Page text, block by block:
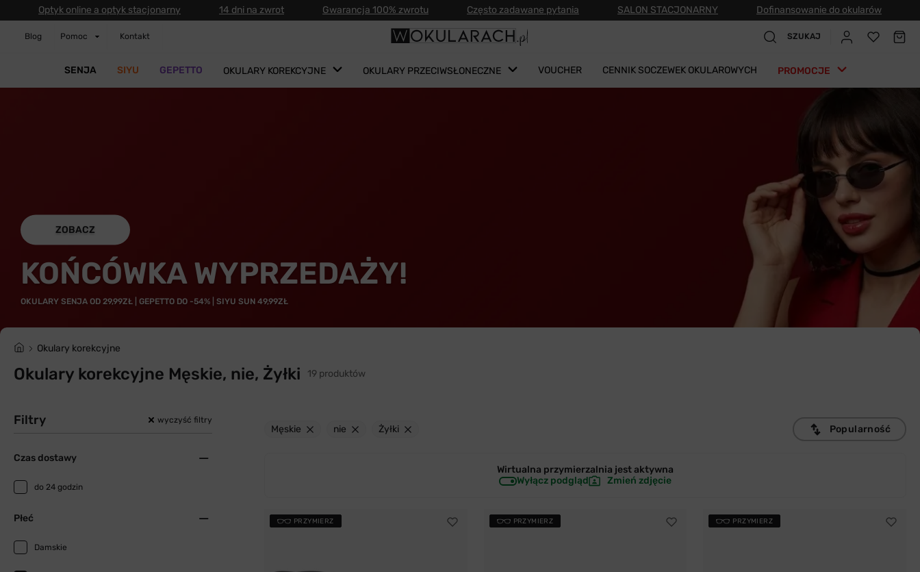
Optyk online a optyk stacjonarny 14 dni na zwrot Gwarancja 100% zwrotu Często zadawane pytania SALON STACJONARNY Dofinansowanie do okularów
Blog Pomoc Kontakt SZUKAJ
SENJA SIYU GEPETTO OKULARY KOREKCYJNE OKULARY PRZECIWSŁONECZNE VOUCHER CENNIK SOCZEWEK OKULAROWYCH PROMOCJE
ZOBACZ
KOŃCÓWKA WYPRZEDAŻY!
OKULARY SENJA OD 29,99ZŁ | GEPETTO DO -54% | SIYU SUN 49,99ZŁ
Okulary korekcyjne
Okulary korekcyjne Męskie, nie, Żyłki 19 produktów
Filtry wyczyść filtry
Czas dostawy
do 24 godzin
Płeć
Damskie
Męskie nie Żyłki Popularność
Wirtualna przymierzalnia jestaktywna
Wyłącz podgląd
Zmień zdjęcie
PRZYMIERZ PRZYMIERZ PRZYMIERZ